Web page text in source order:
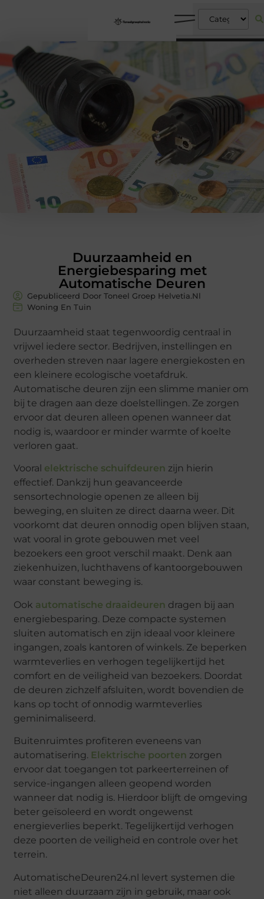
Duurzaamheid en
Energiebesparing met
Automatische Deuren
Gepubliceerd Door Toneel Groep Helvetia.nl
Woning En Tuin
Duurzaamheid staat tegenwoordig centraal in
vrijwel iedere sector. Bedrijven, instellingen en
overheden streven naar lagere energiekosten en
een kleinere ecologische voetafdruk.
Automatische deuren zijn een slimme manier om
bij te dragen aan deze doelstellingen. Ze zorgen
ervoor dat deuren alleen openen wanneer dat
nodig is, waardoor er minder warmte of koelte
verloren gaat.
Vooral elektrische schuifdeuren zijn hierin
effectief. Dankzij hun geavanceerde
sensortechnologie openen ze alleen bij
beweging, en sluiten ze direct daarna weer. Dit
voorkomt dat deuren onnodig open blijven staan,
wat vooral in grote gebouwen met veel
bezoekers een groot verschil maakt. Denk aan
ziekenhuizen, luchthavens of kantoorgebouwen
waar constant beweging is.
Ook automatische draaideuren dragen bij aan
energiebesparing. Deze compacte systemen
sluiten automatisch en zijn ideaal voor kleinere
ingangen, zoals kantoren of winkels. Ze beperken
warmteverlies en verhogen tegelijkertijd het
comfort en de veiligheid van bezoekers. Doordat
de deuren zichzelf afsluiten, wordt bovendien de
kans op tocht of onnodig warmteverlies
geminimaliseerd.
Buitenruimtes profiteren eveneens van
automatisering. Elektrische poorten zorgen
ervoor dat toegangen tot parkeerterreinen of
service-ingangen alleen geopend worden
wanneer dat nodig is. Hierdoor blijft de omgeving
beter geïsoleerd en wordt ongewenst
energieverlies beperkt. Tegelijkertijd verhogen
deze poorten de veiligheid en controle over het
terrein.
AutomatischeDeuren24.nl levert systemen die
niet alleen duurzaam zijn in gebruik, maar ook